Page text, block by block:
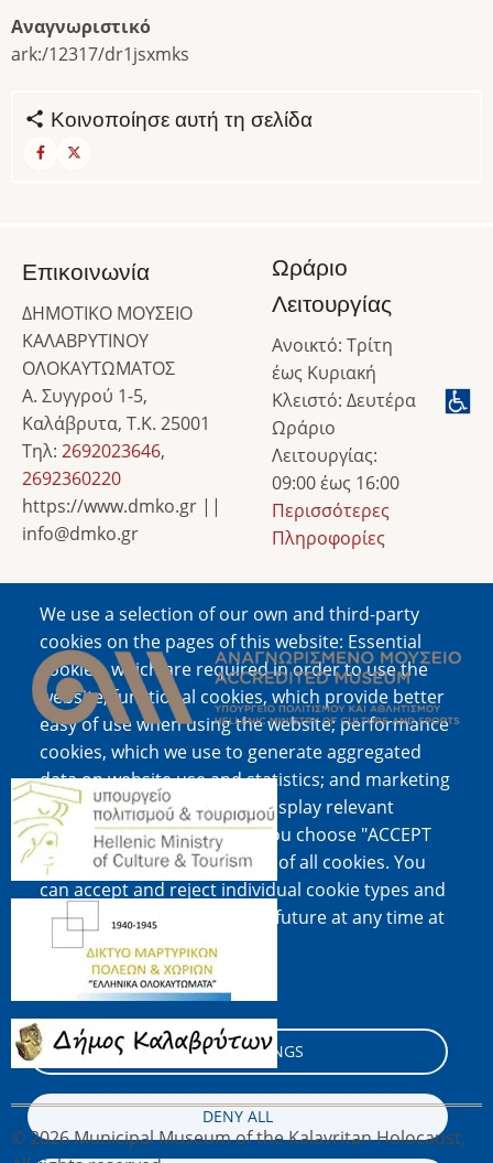
Αναγνωριστικό
ark:/12317/dr1jsxmks
Κοινοποίησε αυτή τη σελίδα
We use a selection of our own and third-party
cookies on the pages of this website: Essential
cookies, which are required in order to use the
website; functional cookies, which provide better
easy of use when using the website; performance
cookies, which we use to generate aggregated
data on website use and statistics; and marketing
cookies, which are used to display relevant
content and advertising. If you choose "ACCEPT
ALL", you consent to the use of all cookies. You
can accept and reject individual cookie types and
revoke your consent for the future at any time at
"Settings".
Cookie documentation
COOKIE SETTINGS
DENY ALL
Επικοινωνία
ΔΗΜΟΤΙΚΟ ΜΟΥΣΕΙΟ
ΚΑΛΑΒΡΥΤΙΝΟΥ
ΟΛΟΚΑΥΤΩΜΑΤΟΣ
Α. Συγγρού 1-5,
Καλάβρυτα, Τ.Κ. 25001
Τηλ: 2692023646,
2692360220
https://www.dmko.gr ||
info@dmko.gr
Ωράριο
Λειτουργίας
Ανοικτό: Τρίτη
έως Κυριακή
Κλειστό: Δευτέρα
Ωράριο
Λειτουργίας:
09:00 έως 16:00
Περισσότερες
Πληροφορίες
Image
Image
Image
Image
© 2026 Municipal Museum of the Kalavritan Holocaust,